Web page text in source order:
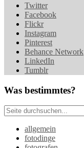
Twitter
Facebook
Flickr
Instagram
Pinterest
Behance Network
LinkedIn
Tumblr
Was bestimmtes?
allgemein
fotodinge